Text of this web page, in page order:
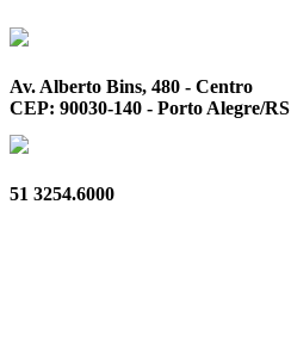
Av. Alberto Bins, 480 - Centro
CEP: 90030-140 - Porto Alegre/RS
51 3254.6000